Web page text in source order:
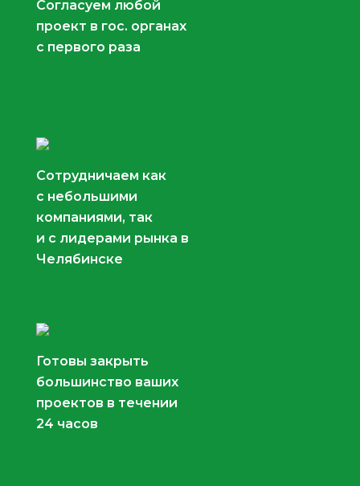
Согласуем любой
проект в гос. органах
с первого раза
Сотрудничаем как
с небольшими
компаниями, так
и с лидерами рынка в
Челябинске
Готовы закрыть
большинство ваших
проектов в течении
24 часов